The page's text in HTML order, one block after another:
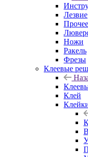
Лезвие
Прочее
Ножи
Ракель
Фрезы
Клеевые
Клей